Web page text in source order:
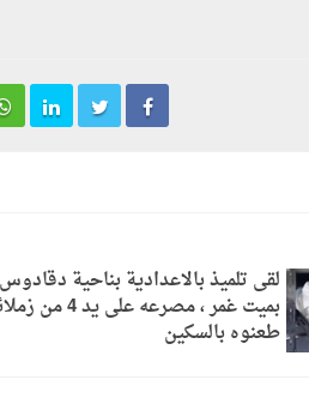
لقى تلميذ بالاعدادية بناحية دقادوس
بميت غمر ، مصرعه على يد 4
طعنوه بالسكين